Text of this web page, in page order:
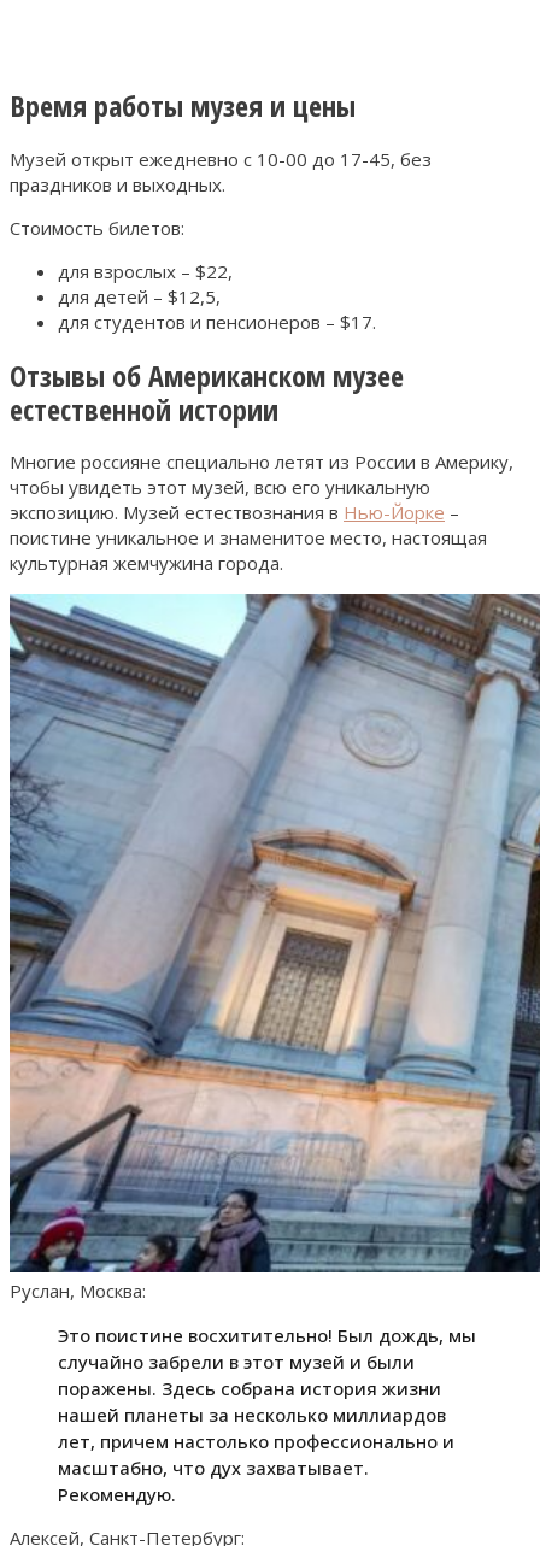
Время работы музея и цены
Музей открыт ежедневно с 10-00 до 17-45, без
праздников и выходных.
Стоимость билетов:
для взрослых – $22,
для детей – $12,5,
для студентов и пенсионеров – $17.
Отзывы об Американском музее
естественной истории
Многие россияне специально летят из России в Америку,
чтобы увидеть этот музей, всю его уникальную
экспозицию. Музей естествознания в Нью-Йорке –
поистине уникальное и знаменитое место, настоящая
культурная жемчужина города.
Руслан, Москва:
Это поистине восхитительно! Был дождь, мы
случайно забрели в этот музей и были
поражены. Здесь собрана история жизни
нашей планеты за несколько миллиардов
лет, причем настолько профессионально и
масштабно, что дух захватывает.
Рекомендую.
Алексей, Санкт-Петербург: